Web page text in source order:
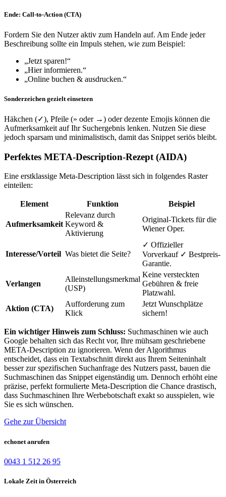
Ende: Call-to-Action (CTA)
Fordern Sie den Nutzer aktiv zum Handeln auf. Am Ende jeder
Beschreibung sollte ein Impuls stehen, wie zum Beispiel:
„Jetzt sparen!“
„Hier informieren.“
„Online buchen & ausdrucken.“
Sonderzeichen gezielt einsetzen
Häkchen (✓), Pfeile (» oder →) oder dezente Emojis können die
Aufmerksamkeit auf Ihr Suchergebnis lenken. Nutzen Sie diese
jedoch sparsam und minimalistisch, damit das Snippet seriös bleibt.
Perfektes META-Description-Rezept (AIDA)
Eine erstklassige Meta-Description lässt sich in folgendes Raster
einteilen:
Element Funktion Beispiel
Aufmerksamkeit
Relevanz durch
Keyword &
Aktivierung
Original-Tickets für die
Wiener Oper.
Interesse/Vorteil Was bietet die Seite?
✓ Offizieller
Vorverkauf ✓ Bestpreis-
Garantie.
Verlangen
Alleinstellungsmerkmal
(USP)
Keine versteckten
Gebühren & freie
Platzwahl.
Aktion (CTA)
Aufforderung zum
Klick
Jetzt Wunschplätze
sichern!
Ein wichtiger Hinweis zum Schluss: Suchmaschinen wie auch
Google behalten sich das Recht vor, Ihre mühsam geschriebene
META-Description zu ignorieren. Wenn der Algorithmus
entscheidet, dass ein Textabschnitt direkt aus Ihrem Seiteninhalt
besser zur spezifischen Suchanfrage des Nutzers passt, bauen die
Suchmaschinen das Snippet eigenständig um. Dennoch erhöht eine
präzise, perfekt formulierte Meta-Description die Chance drastisch,
dass Suchmaschinen Ihre Werbebotschaft exakt so ausspielen, wie
Sie es sich wünschen.
Gehe zur Übersicht
echonet anrufen
0043 1 512 26 95
Lokale Zeit in Österreich